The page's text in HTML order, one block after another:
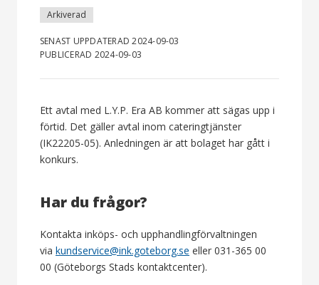
Arkiverad
SENAST UPPDATERAD 2024-09-03
PUBLICERAD 2024-09-03
Ett avtal med L.Y.P. Era AB kommer att sägas upp i
förtid. Det gäller avtal inom cateringtjänster
(IK22205-05). Anledningen är att bolaget har gått i
konkurs.
Har du frågor?
Kontakta inköps- och upphandlingförvaltningen
via kundservice@ink.goteborg.se eller 031-365 00
00 (Göteborgs Stads kontaktcenter).